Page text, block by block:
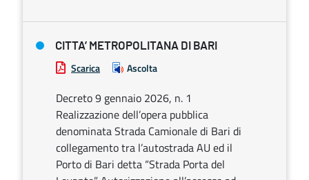
CITTA’ METROPOLITANA DI BARI
Scarica Ascolta
Decreto 9 gennaio 2026, n. 1
Realizzazione dell’opera pubblica
denominata Strada Camionale di Bari di
collegamento tra l’autostrada AU ed il
Porto di Bari detta “Strada Porta del